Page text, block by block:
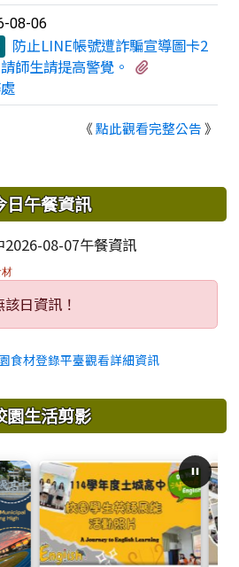
08-06
防止LINE帳號遭詐騙宣導圖卡2
師生請提高警覺。
《點此觀看完整公告》
日午餐資訊
08-07午餐資訊
日資訊！
食材登錄平臺觀看詳細資訊
園生活剪影